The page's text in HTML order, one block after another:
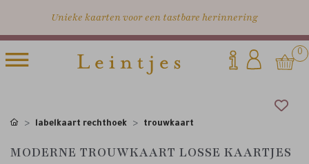
Unieke kaarten voor een tastbare herinnering
0
labelkaart rechthoek trouwkaart
MODERNE TROUWKAART LOSSE KAARTJES